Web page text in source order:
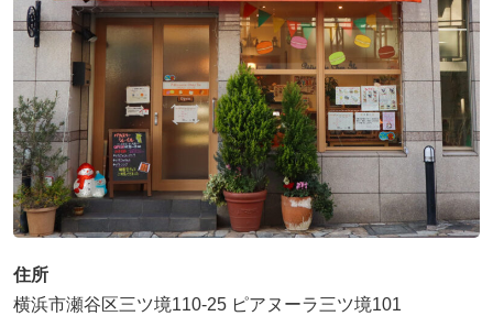
住所
横浜市瀬谷区三ツ境110-25 ピアヌーラ三ツ境101